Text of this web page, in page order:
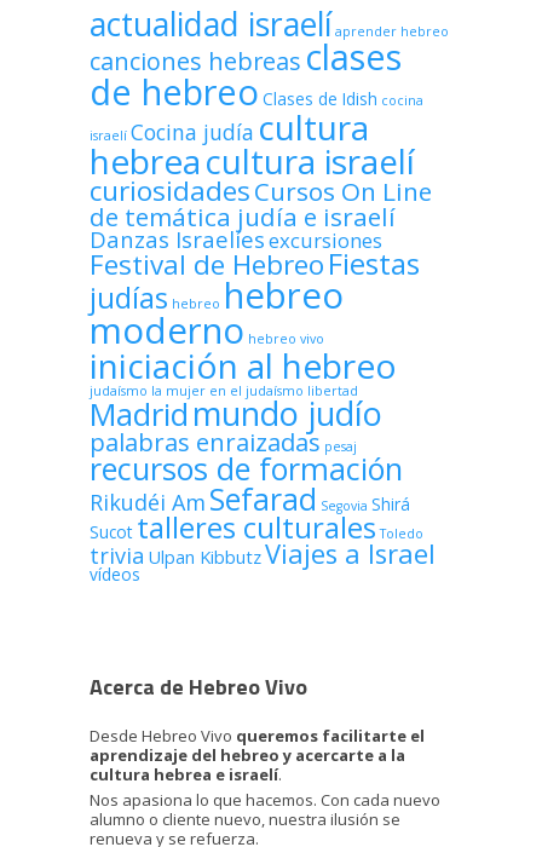
actualidad israelí aprender hebreo
canciones hebreas clases
de hebreo Clases de Idish cocina
israelí Cocina judía cultura
hebreacultura israelí
curiosidadesCursos On Line
de temática judía e israelí
Danzas Israelíesexcursiones
Festival de HebreoFiestas
judías hebreo hebreo
moderno hebreo vivo
iniciación al hebreo
judaísmo la mujer en el judaísmo libertad
Madridmundo judío
palabras enraizadas pesaj
recursos de formación
Rikudéi Am Sefarad Segovia Shirá
Sucot talleres culturales Toledo
trivia Ulpan KibbutzViajes a Israel
vídeos
Acerca de Hebreo Vivo
Desde Hebreo Vivo queremos facilitarte el
aprendizaje del hebreo y acercarte a la
cultura hebrea e israelí.
Nos apasiona lo que hacemos. Con cada nuevo
alumno o cliente nuevo, nuestra ilusión se
renueva y se refuerza.